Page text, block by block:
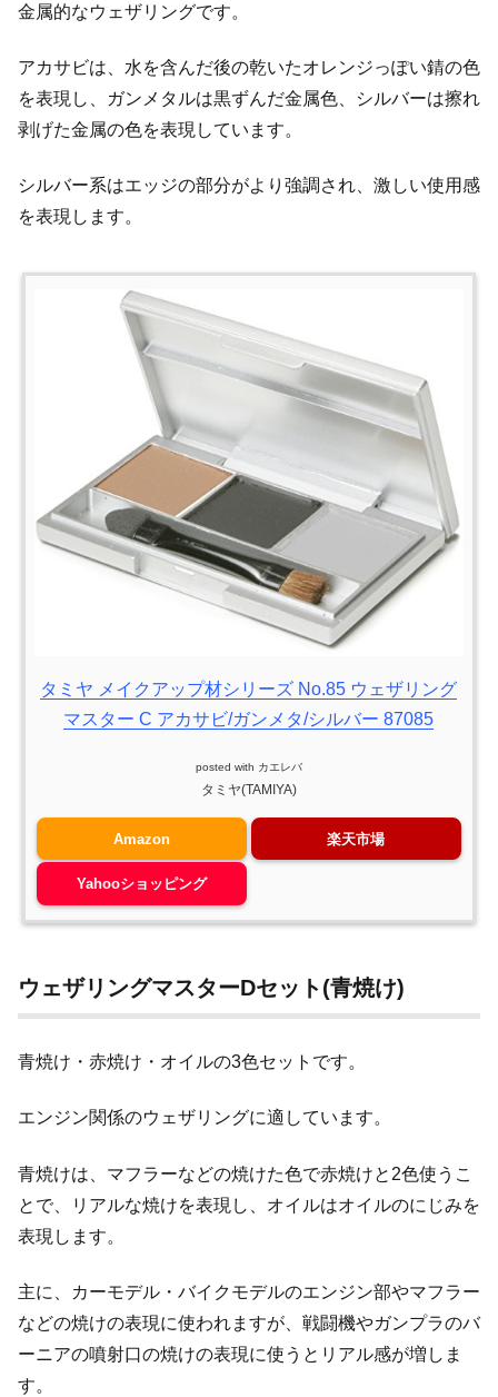
金属的なウェザリングです。
アカサビは、水を含んだ後の乾いたオレンジっぽい錆の色
を表現し、ガンメタルは黒ずんだ金属色、シルバーは擦れ
剥げた金属の色を表現しています。
シルバー系はエッジの部分がより強調され、激しい使用感
を表現します。
タミヤ メイクアップ材シリーズ No.85 ウェザリング
マスター C アカサビ/ガンメタ/シルバー 87085
posted with カエレバ
タミヤ(TAMIYA)
Amazon 楽天市場
Yahooショッピング
ウェザリングマスターDセット(青焼け)
青焼け・赤焼け・オイルの3色セットです。
エンジン関係のウェザリングに適しています。
青焼けは、マフラーなどの焼けた色で赤焼けと2色使うこ
とで、リアルな焼けを表現し、オイルはオイルのにじみを
表現します。
主に、カーモデル・バイクモデルのエンジン部やマフラー
などの焼けの表現に使われますが、戦闘機やガンプラのバ
ーニアの噴射口の焼けの表現に使うとリアル感が増しま
す。